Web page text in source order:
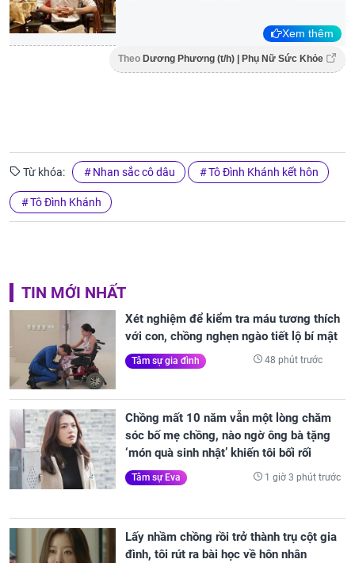
Xem thêm
Theo Dương Phương (t/h) | Phụ Nữ Sức Khỏe
Từ khóa: Nhan sắc cô dâu Tô Đình Khánh kết hôn
Tô Đình Khánh
TIN MỚI NHẤT
Xét nghiệm để kiểm tra máu tương thích
với con, chồng nghẹn ngào tiết lộ bí mật
Tâm sự gia đình 48 phút trước
Chồng mất 10 năm vẫn một lòng chăm
sóc bố mẹ chồng, nào ngờ ông bà tặng
‘món quà sinh nhật’ khiến tôi bối rối
Tâm sự Eva 1 giờ 3 phút trước
Lấy nhầm chồng rồi trở thành trụ cột gia
đình, tôi rút ra bài học về hôn nhân